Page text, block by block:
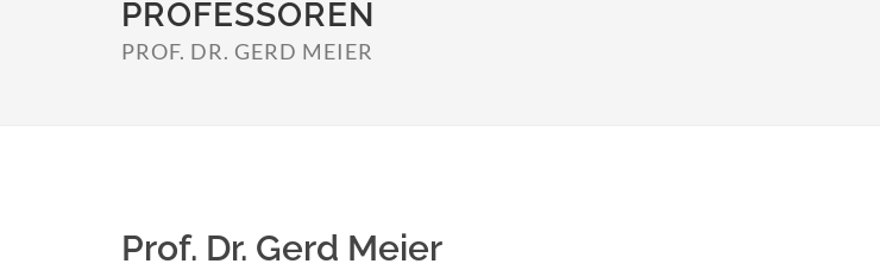
PROFESSOREN
PROF. DR. GERD MEIER
Prof. Dr. Gerd Meier